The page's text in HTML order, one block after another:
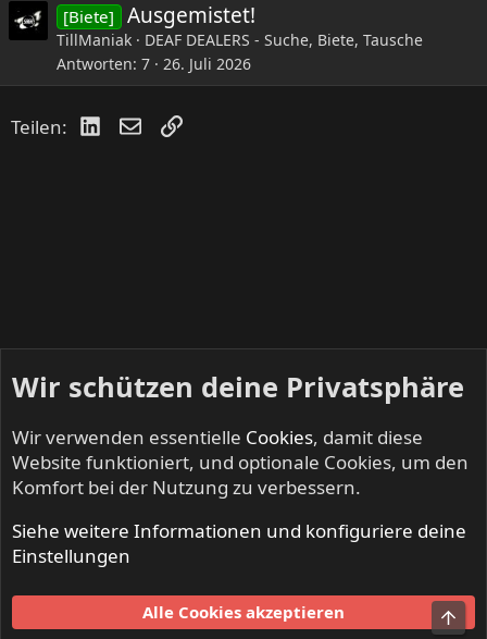
[Biete] Ausgemistet!
TillManiak
DEAF DEALERS - Suche, Biete, Tausche
Antworten 7 26. Juli 2026
Teilen: LinkedIn
E-MailLink
DEAF DEALERS - Suche, Biete, Tausche
Nutzungsbedingungen
Datenschutz
Wir schützen deine Privatsphäre
Wir verwenden essentielle Cookies, damit diese
Website funktioniert, und optionale Cookies, um den
Komfort bei der Nutzung zu verbessern.
Siehe weitere Informationen und konfiguriere deine
Einstellungen
Alle Cookies akzeptieren